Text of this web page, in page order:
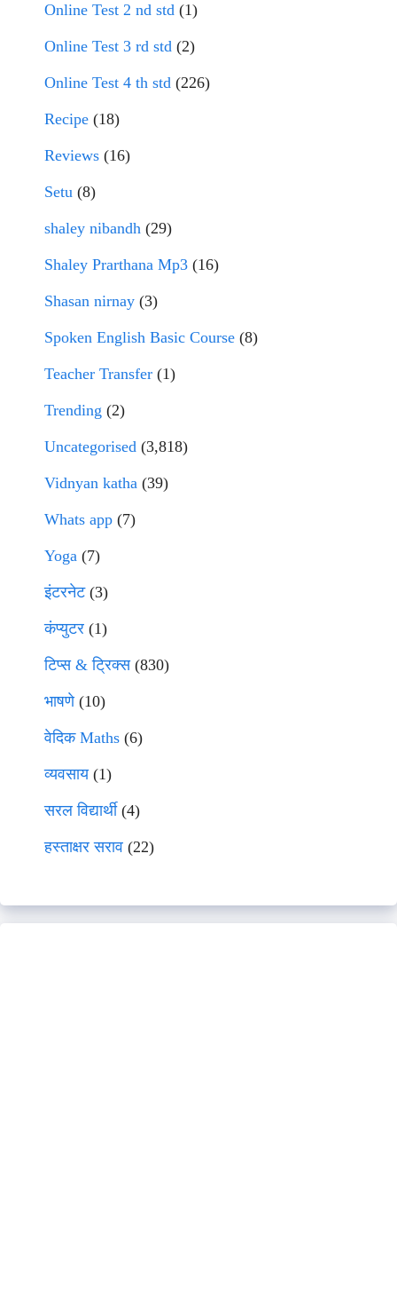
Online Test 2 nd std (1)
Online Test 3 rd std (2)
Online Test 4 th std (226)
Recipe (18)
Reviews (16)
Setu (8)
shaley nibandh (29)
Shaley Prarthana Mp3 (16)
Shasan nirnay (3)
Spoken English Basic Course (8)
Teacher Transfer (1)
Trending (2)
Uncategorised (3,818)
Vidnyan katha (39)
Whats app (7)
Yoga (7)
इंटरनेट(3)
कंप्युटर (1)
टिप्स & ट्रिक्स(830)
भाषणे(10)
वेदिक Maths (6)
व्यवसाय(1)
सरल विद्यार्थी(4)
हस्ताक्षर सराव (22)